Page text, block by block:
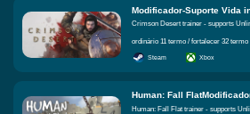
ordinário 11 termo / fortalecer 32 termo
Steam Xbox
Human: Fall Flat trainer - supports